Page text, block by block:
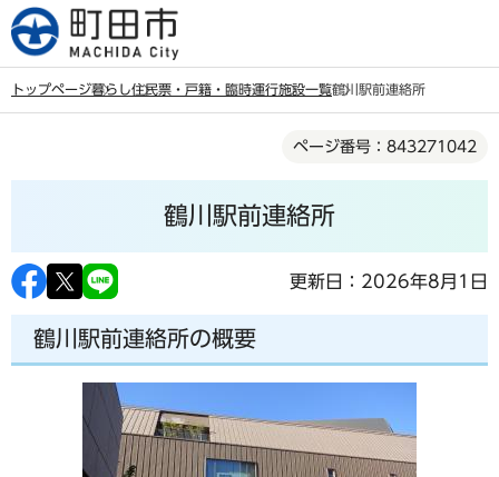
こ
の
す
トップページ暮らし住民票・戸籍・臨時運行施設一覧鶴川駅前連絡所
ら
ページ番号：843271042
鶴川駅前連絡所
更新日：2026年8月1日
鶴川駅前連絡所の概要